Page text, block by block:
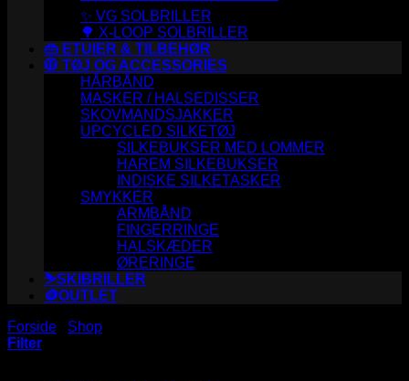
✨ VG SOLBRILLER
🌳 X-LOOP SOLBRILLER
👜 ETUIER & TILBEHØR
🧥 TØJ OG ACCESSORIES
HÅRBÅND
MASKER / HALSEDISSER
SKOVMANDSJAKKER
UPCYCLED SILKETØJ
SILKEBUKSER MED LOMMER
HAREM SILKEBUKSER
INDISKE SILKETASKER
SMYKKER
ARMBÅND
FINGERRINGE
HALSKÆDER
ØRERINGE
⛷️SKIBRILLER
🪙OUTLET
Forside
Shop
Filter